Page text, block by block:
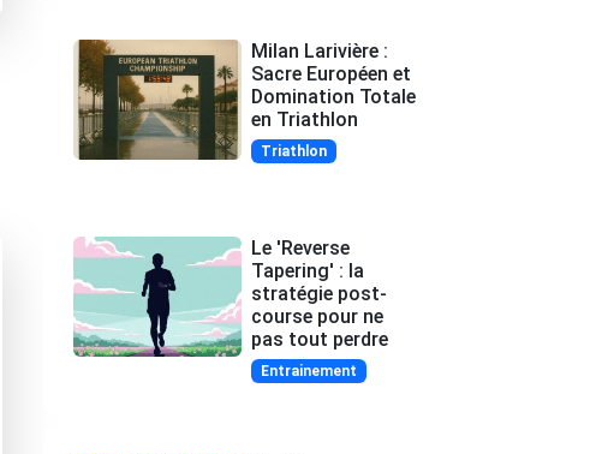
Milan Larivière :
Sacre Européen et
Domination Totale
en Triathlon
Triathlon
Le 'Reverse
Tapering' : la
stratégie post-
course pour ne
pas tout perdre
Entrainement